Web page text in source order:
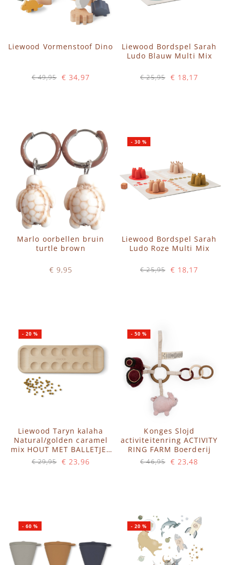
Liewood Vormenstoof Dino
€ 34,97
€ 49,95
Liewood Bordspel Sarah
Ludo Blauw Multi Mix
€ 18,17
€ 25,95
Marlo oorbellen bruin
turtle brown
€ 9,95
Liewood Bordspel Sarah
Ludo Roze Multi Mix
€ 18,17
€ 25,95
- 30 %
Liewood Taryn kalaha
Natural/golden caramel
mix HOUT MET BALLETJES
- SPEL€ 23,96
€ 29,95
-20 %
Konges Slojd
activiteitenring ACTIVITY
RING FARM Boerderij
€ 23,48
€ 46,95
- 50 %
-60 % - 20 %